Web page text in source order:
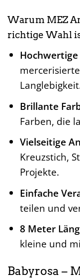
Warum MEZ
richtige Wahl
Brillante
Farben, die
Vielseitige
Kreuzstich,
Projekte.
Einfache
teilen und
8 Meter
kleine und
Babyrosa –